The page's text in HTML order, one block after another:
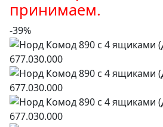
принимаем.
-39%